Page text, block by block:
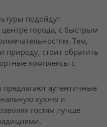
подойдут
города, с быстрым
Тем,
природу, стоит обратить
комплексы с
аутентичные
кухню и
гостям лучше